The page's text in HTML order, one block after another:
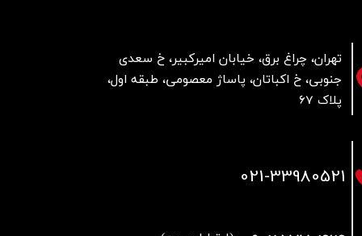
تهران، چراغ برق، خیابان امیرکبیر، خ سعدی
جنوبی، خ اکباتان، پاساژ معصومی، طبقه اول،
پلاک 67
021-33980521